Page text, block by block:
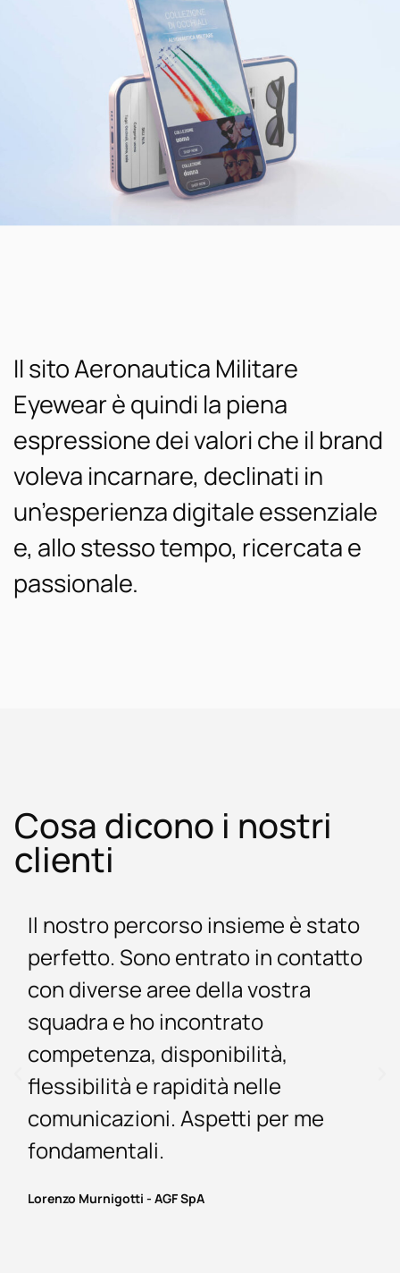
Il sito Aeronautica Militare
Eyewear è quindi la piena
espressione dei valori che il brand
voleva incarnare, declinati in
un’esperienza digitale essenziale
e, allo stesso tempo, ricercata e
passionale.
Cosa dicono i nostri
clienti
È stato un piacere lavorare
vostro team. Ho trovato
competenza tecnica anche
trattare gli aspetti più
risposte veloci e, cosa non
scontata, volontà e capacità
risolvere problemi in tempi
Insomma, tutto perfetto.
Antonella Gorza - Birreria Pedavena